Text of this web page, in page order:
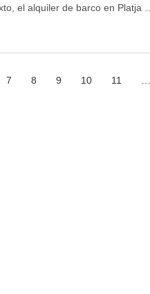
el alquiler de barco en Platja …
7 8 9 10 11